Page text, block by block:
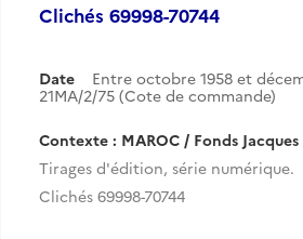
Clichés 69998-70744
Date Entre octobre 1958 et
21MA/2/75 (Cote de commande)
Contexte : MAROC / Fonds Jacques
Tirages d'édition, série numérique.
Clichés 69998-70744